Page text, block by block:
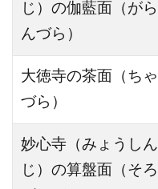
じ）の伽藍面（がら
んづら）
大徳寺の茶面（ちゃ
づら）
妙心寺（みょうしん
じ）の算盤面（そろ